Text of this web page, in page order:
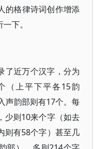
的格律诗词创作增添
下。
了近万个汉字，分为
（上平下平各15韵
声韵部则有17个。每
少则10来个字（如去
则有58个字）甚至几